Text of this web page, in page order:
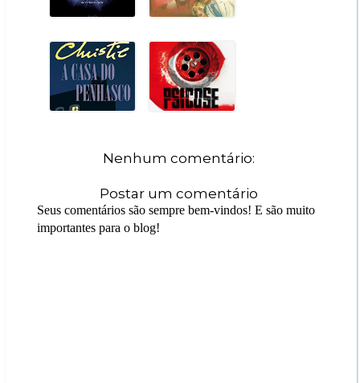
Nenhum comentário:
Postar um comentário
Seus comentários são sempre bem-vindos! E são muito
importantes para o blog!